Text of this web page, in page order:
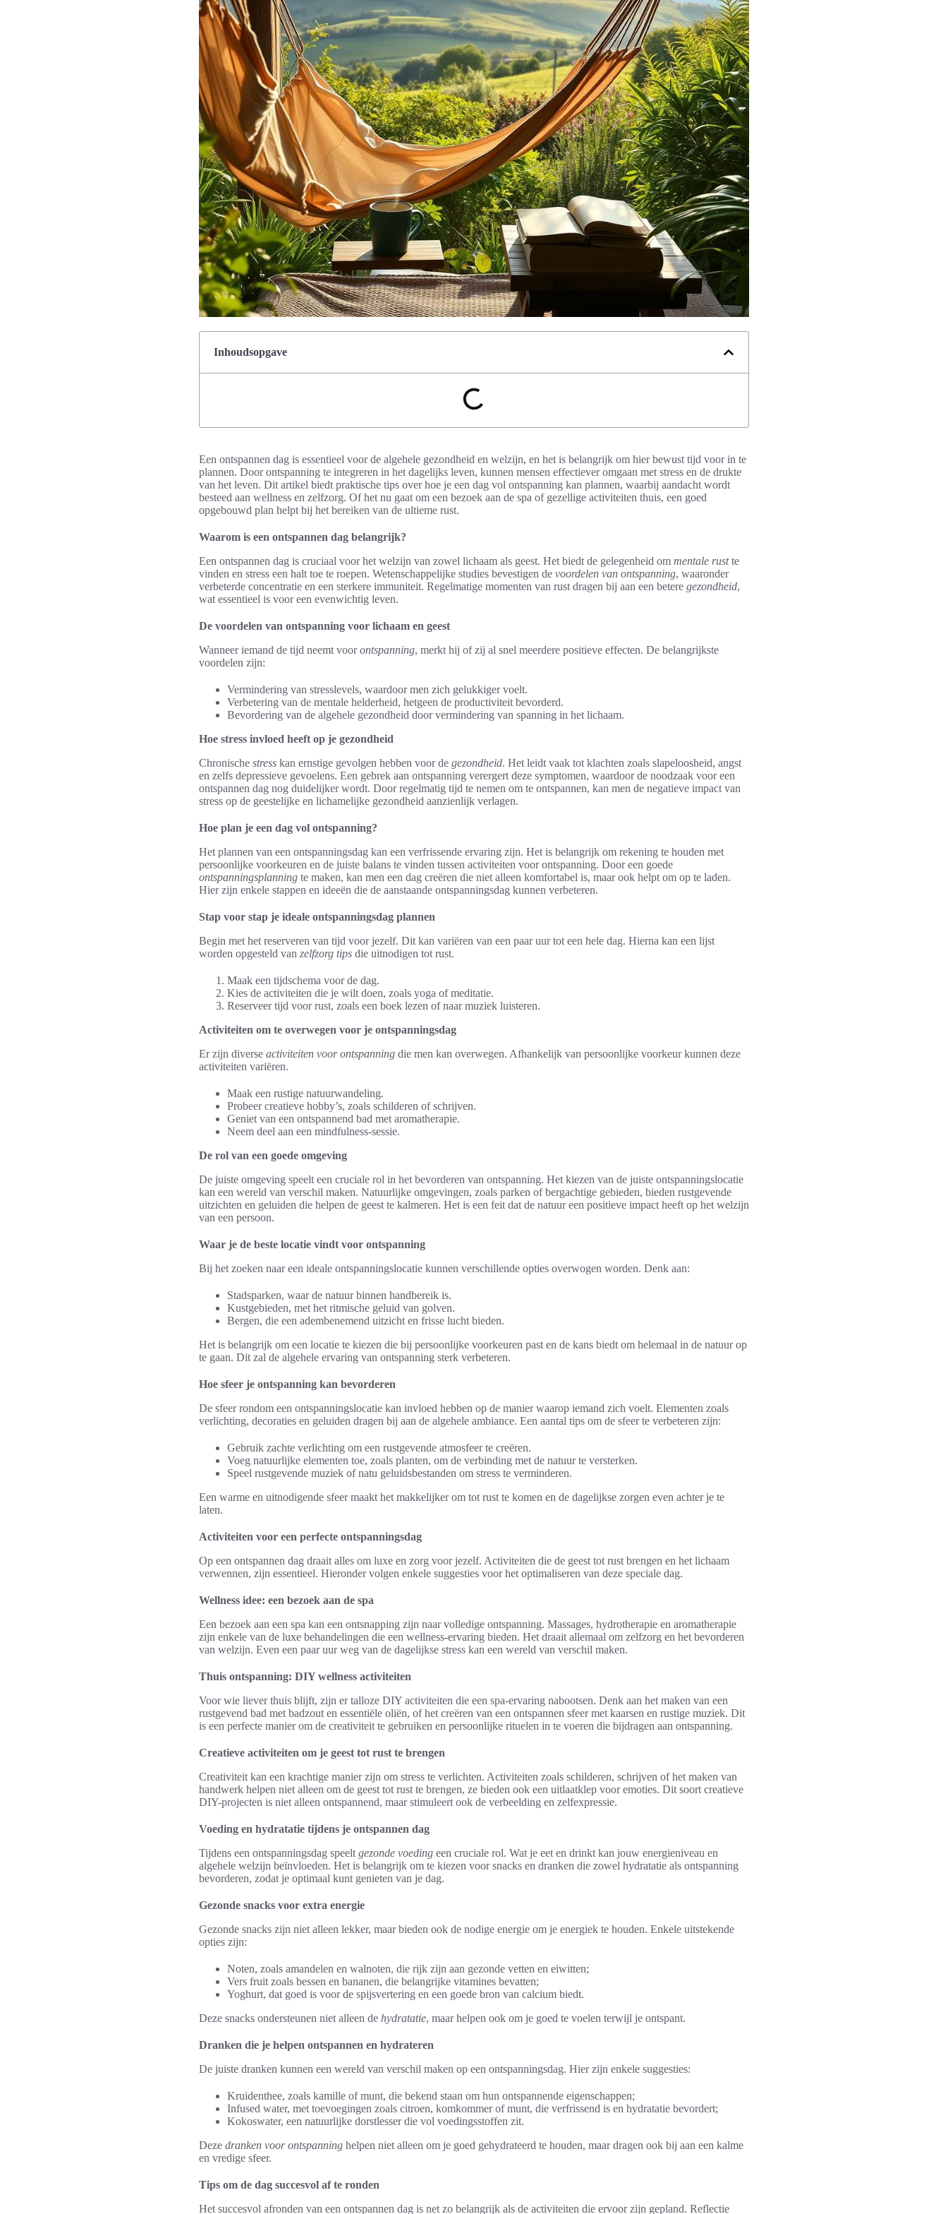
Inhoudsopgave
Een ontspannen dag is essentieel voor de algehele gezondheid en welzijn, en het is belangrijk om hier bewust tijd voor in te
plannen. Door ontspanning te integreren in het dagelijks leven, kunnen mensen effectiever omgaan met stress en de drukte
van het leven. Dit artikel biedt praktische tips over hoe je een dag vol ontspanning kan plannen, waarbij aandacht wordt
besteed aan wellness en zelfzorg. Of het nu gaat om een bezoek aan de spa of gezellige activiteiten thuis, een goed
opgebouwd plan helpt bij het bereiken van de ultieme rust.
Waarom is een ontspannen dag belangrijk?
Een ontspannen dag is cruciaal voor het welzijn van zowel lichaam als geest. Het biedt de gelegenheid om mentale rustte
vinden en stress een halt toe te roepen. Wetenschappelijke studies bevestigen de voordelen van ontspanning, waaronder
verbeterde concentratie en een sterkere immuniteit. Regelmatige momenten van rust dragen bij aan een betere gezondheid,
wat essentieel is voor een evenwichtig leven.
De voordelen van ontspanning voor lichaam en geest
Wanneer iemand de tijd neemt voorontspanning, merkt hij of zij al snel meerdere positieve effecten. De belangrijkste
voordelen zijn:
Vermindering van stresslevels, waardoor men zich gelukkiger voelt.
Verbetering van de mentale helderheid, hetgeen de productiviteit bevorderd.
Bevordering van de algehele gezondheid door vermindering van spanning in het lichaam.
Hoe stress invloed heeft op je gezondheid
Chronische stress kan ernstige gevolgen hebben voor de gezondheid. Het leidt vaak tot klachten zoals slapeloosheid, angst
en zelfs depressieve gevoelens. Een gebrek aan ontspanning verergert deze symptomen, waardoor de noodzaak voor een
ontspannen dag nog duidelijker wordt. Door regelmatig tijd te nemen om te ontspannen, kan men de negatieve impact van
stress op de geestelijke en lichamelijke gezondheid aanzienlijk verlagen.
Hoe plan je een dag vol ontspanning?
Het plannen van een ontspanningsdag kan een verfrissende ervaring zijn. Het is belangrijk om rekening te houden met
persoonlijke voorkeuren en de juiste balans te vinden tussen activiteiten voor ontspanning. Door een goede
ontspanningsplanning te maken, kan men een dag creëren die niet alleen komfortabel is, maar ook helpt om op te laden.
Hier zijn enkele stappen en ideeën die de aanstaande ontspanningsdag kunnen verbeteren.
Stap voor stap je ideale ontspanningsdag plannen
Begin met het reserveren van tijd voor jezelf. Dit kan variëren van een paar uur tot een hele dag. Hierna kan een lijst
worden opgesteld van zelfzorg tips die uitnodigen tot rust.
Maak een tijdschema voor de dag.
Kies de activiteiten die je wilt doen, zoals yoga of meditatie.
Reserveer tijd voor rust, zoals een boek lezen of naar muziek luisteren.
Activiteiten om te overwegen voor je ontspanningsdag
Er zijn diverse activiteiten voor ontspanning die men kan overwegen. Afhankelijk van persoonlijke voorkeur kunnen deze
activiteiten variëren.
Maak een rustige natuurwandeling.
Probeer creatieve hobby’s, zoals schilderen of schrijven.
Geniet van een ontspannend bad met aromatherapie.
Neem deel aan een mindfulness-sessie.
De rol van een goede omgeving
De juiste omgeving speelt een cruciale rol in het bevorderen van ontspanning. Het kiezen van de juiste ontspanningslocatie
kan een wereld van verschil maken. Natuurlijke omgevingen, zoals parken of bergachtige gebieden, bieden rustgevende
uitzichten en geluiden die helpen de geest te kalmeren. Het is een feit dat de natuur een positieve impact heeft op het welzijn
van een persoon.
Waar je de beste locatie vindt voor ontspanning
Bij het zoeken naar een ideale ontspanningslocatie kunnen verschillende opties overwogen worden. Denk aan:
Stadsparken, waar de natuur binnen handbereik is.
Kustgebieden, met het ritmische geluid van golven.
Bergen, die een adembenemend uitzicht en frisse lucht bieden.
Het is belangrijk om een locatie te kiezen die bij persoonlijke voorkeuren past en de kans biedt om helemaal in de natuur op
te gaan. Dit zal de algehele ervaring van ontspanning sterk verbeteren.
Hoe sfeer je ontspanning kan bevorderen
De sfeer rondom een ontspanningslocatie kan invloed hebben op de manier waarop iemand zich voelt. Elementen zoals
verlichting, decoraties en geluiden dragen bij aan de algehele ambiance. Een aantal tips om de sfeer te verbeteren zijn:
Gebruik zachte verlichting om een rustgevende atmosfeer te creëren.
Voeg natuurlijke elementen toe, zoals planten, om de verbinding met de natuur te versterken.
Speel rustgevende muziek of natu geluidsbestanden om stress te verminderen.
Een warme en uitnodigende sfeer maakt het makkelijker om tot rust te komen en de dagelijkse zorgen even achter je te
laten.
Activiteiten voor een perfecte ontspanningsdag
Op een ontspannen dag draait alles om luxe en zorg voor jezelf. Activiteiten die de geest tot rust brengen en het lichaam
verwennen, zijn essentieel. Hieronder volgen enkele suggesties voor het optimaliseren van deze speciale dag.
Wellness idee: een bezoek aan de spa
Een bezoek aan een spa kan een ontsnapping zijn naar volledige ontspanning. Massages, hydrotherapie en aromatherapie
zijn enkele van de luxe behandelingen die een wellness-ervaring bieden. Het draait allemaal om zelfzorg en het bevorderen
van welzijn. Even een paar uur weg van de dagelijkse stress kan een wereld van verschil maken.
Thuis ontspanning: DIY wellness activiteiten
Voor wie liever thuis blijft, zijn er talloze DIY activiteiten die een spa-ervaring nabootsen. Denk aan het maken van een
rustgevend bad met badzout en essentiële oliën, of het creëren van een ontspannen sfeer met kaarsen en rustige muziek. Dit
is een perfecte manier om de creativiteit te gebruiken en persoonlijke rituelen in te voeren die bijdragen aan ontspanning.
Creatieve activiteiten om je geest tot rust te brengen
Creativiteit kan een krachtige manier zijn om stress te verlichten. Activiteiten zoals schilderen, schrijven of het maken van
handwerk helpen niet alleen om de geest tot rust te brengen, ze bieden ook een uitlaatklep voor emoties. Dit soort creatieve
DIY-projecten is niet alleen ontspannend, maar stimuleert ook de verbeelding en zelfexpressie.
Voeding en hydratatie tijdens je ontspannen dag
Tijdens een ontspanningsdag speelt gezonde voeding een cruciale rol. Wat je eet en drinkt kan jouw energieniveau en
algehele welzijn beïnvloeden. Het is belangrijk om te kiezen voor snacks en dranken die zowel hydratatie als ontspanning
bevorderen, zodat je optimaal kunt genieten van je dag.
Gezonde snacks voor extra energie
Gezonde snacks zijn niet alleen lekker, maar bieden ook de nodige energie om je energiek te houden. Enkele uitstekende
opties zijn:
Noten, zoals amandelen en walnoten, die rijk zijn aan gezonde vetten en eiwitten;
Vers fruit zoals bessen en bananen, die belangrijke vitamines bevatten;
Yoghurt, dat goed is voor de spijsvertering en een goede bron van calcium biedt.
Deze snacks ondersteunen niet alleen de hydratatie, maar helpen ook om je goed te voelen terwijl je ontspant.
Dranken die je helpen ontspannen en hydrateren
De juiste dranken kunnen een wereld van verschil maken op een ontspanningsdag. Hier zijn enkele suggesties:
Kruidenthee, zoals kamille of munt, die bekend staan om hun ontspannende eigenschappen;
Infused water, met toevoegingen zoals citroen, komkommer of munt, die verfrissend is en hydratatie bevordert;
Kokoswater, een natuurlijke dorstlesser die vol voedingsstoffen zit.
Deze dranken voor ontspanning helpen niet alleen om je goed gehydrateerd te houden, maar dragen ook bij aan een kalme
en vredige sfeer.
Tips om de dag succesvol af te ronden
Het succesvol afronden van een ontspannen dag is net zo belangrijk als de activiteiten die ervoor zijn gepland. Reflectie